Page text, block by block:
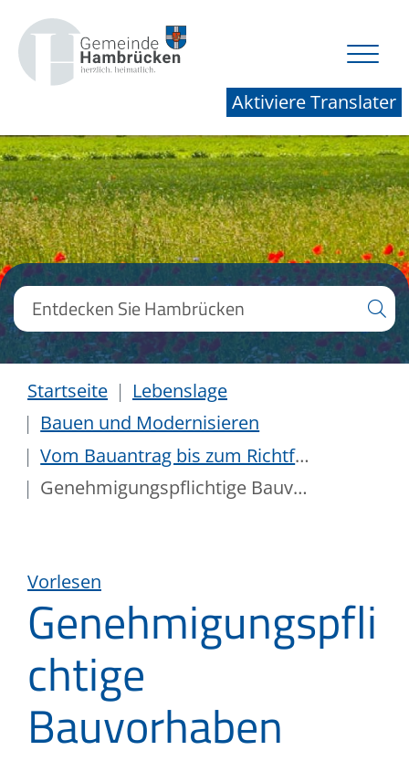
Aktiviere Translater
Startseite
Lebenslage
Bauen und Modernisieren
Vom Bauantrag bis zum Richtfest
Genehmigungspflichtige Bauvorhaben
Vorlesen
Genehmigungspfli
chtige
Bauvorhaben